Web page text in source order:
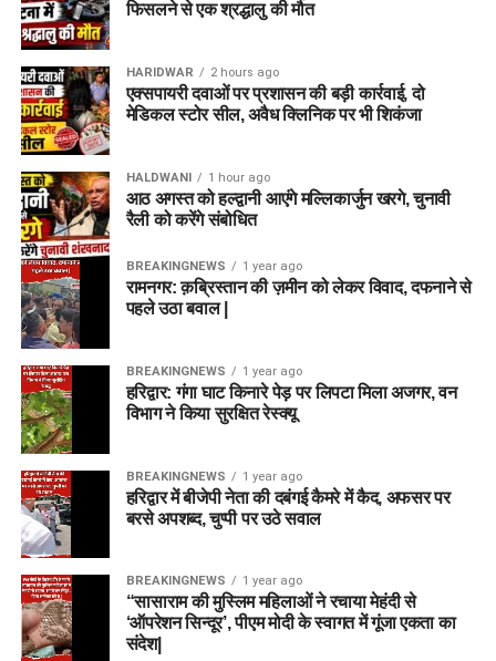
फिसलने से एक श्रद्धालु की मौत
HARIDWAR 2 hours ago
एक्सपायरी दवाओं पर प्रशासन की बड़ी कार्रवाई, दो
मेडिकल स्टोर सील, अवैध क्लिनिक पर भी शिकंजा
HALDWANI 1 hour ago
आठ अगस्त को हल्द्वानी आएंगे मल्लिकार्जुन खरगे, चुनावी
रैली को करेंगे संबोधित
BREAKINGNEWS 1 year ago
रामनगर: क़ब्रिस्तान की ज़मीन को लेकर विवाद, दफनाने से
पहले उठा बवाल |
BREAKINGNEWS 1 year ago
हरिद्वार: गंगा घाट किनारे पेड़ पर लिपटा मिला अजगर, वन
विभाग ने किया सुरक्षित रेस्क्यू
BREAKINGNEWS 1 year ago
हरिद्वार में बीजेपी नेता की दबंगई कैमरे में कैद, अफसर पर
बरसे अपशब्द, चुप्पी पर उठे सवाल
BREAKINGNEWS 1 year ago
“सासाराम की मुस्लिम महिलाओं ने रचाया मेहंदी से
‘ऑपरेशन सिन्दूर’, पीएम मोदी के स्वागत में गूंजा एकता का
संदेश|